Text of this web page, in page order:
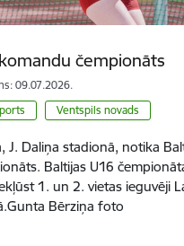
čempionāts
09.07.2026.
Ventspils novads
J. Daliņa stadionā, notika
Baltijas U16
1. un 2. vietas ieguvēji
Bērziņa foto